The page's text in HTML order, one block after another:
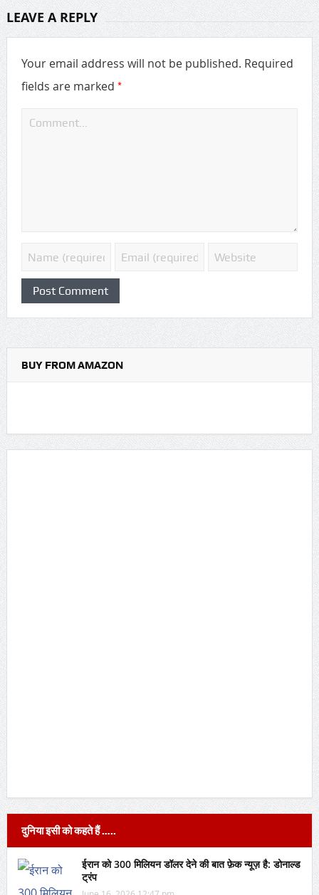
LEAVE A REPLY
Your email address will not be published. Required
fields are marked *
BUY FROM AMAZON
दुनिया इसी को कहते हैं …..
ईरान को 300 मिलियन डॉलर देने की बात फ़ेक न्यूज़ है: डोनाल्ड
ट्रंप